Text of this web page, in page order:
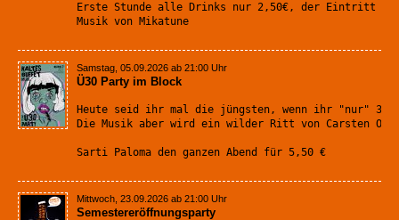
Erste Stunde alle Drinks nur 2,50€, der Eintritt
Musik von Mikatune
Samstag, 05.09.2026 ab 21:00 Uhr
Ü30 Party im Block
Heute seid ihr mal die jüngsten, wenn ihr "nur"
Die Musik aber wird ein wilder Ritt von Carsten
Sarti Paloma den ganzen Abend für 5,50 €
Mittwoch, 23.09.2026 ab 21:00 Uhr
Semestereröffnungsparty